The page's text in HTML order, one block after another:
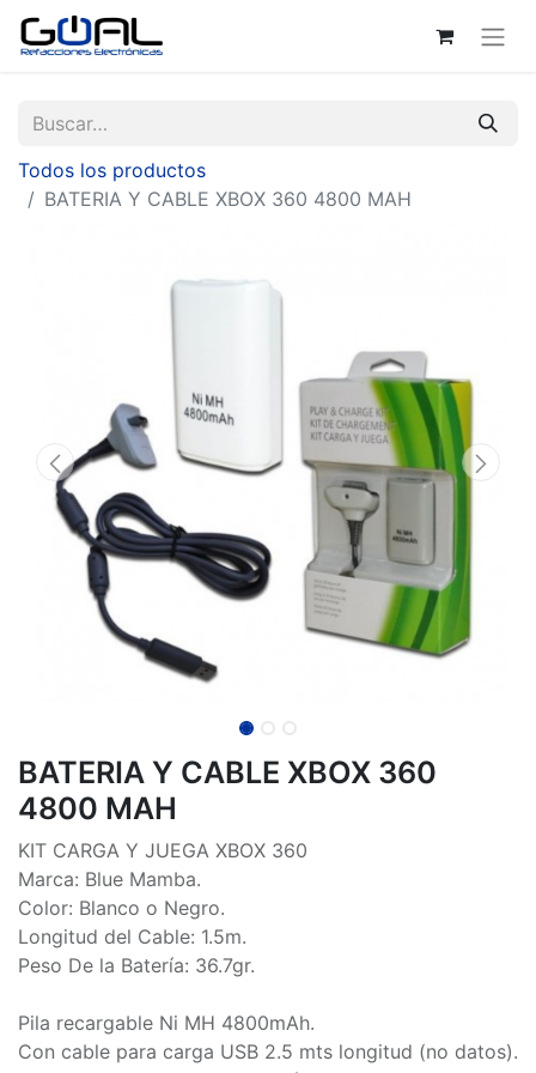
Todos los productos
BATERIA Y CABLE XBOX 360 4800 MAH
BATERIA Y CABLE XBOX 360
4800 MAH
KIT CARGA Y JUEGA XBOX 360
Marca: Blue Mamba.
Color: Blanco o Negro.
Longitud del Cable: 1.5m.
Peso De la Batería: 36.7gr.
Pila recargable Ni MH 4800mAh.
Con cable para carga USB 2.5 mts longitud (no datos).